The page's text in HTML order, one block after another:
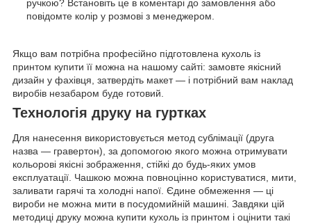
ручкою? Встановіть це в коментарі до замовлення або
повідомте колір у розмові з менеджером.
Якщо вам потрібна професійно підготовлена кухоль із
принтом купити її можна на нашому сайті: замовте якісний
дизайн у фахівця, затвердіть макет — і потрібний вам наклад
виробів незабаром буде готовий.
Технологія друку на гуртках
Для нанесення використовується метод сублімації (друга
назва — гравертон), за допомогою якого можна отримувати
кольорові якісні зображення, стійкі до будь-яких умов
експлуатації. Чашкою можна повноцінно користуватися, мити,
заливати гарячі та холодні напої. Єдине обмеження — ці
вироби не можна мити в посудомийній машині. Завдяки цій
методиці друку можна купити кухоль із принтом і оцінити такі